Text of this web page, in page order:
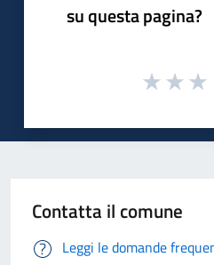
su questa pagina?
Contatta il comune
Leggi le domande